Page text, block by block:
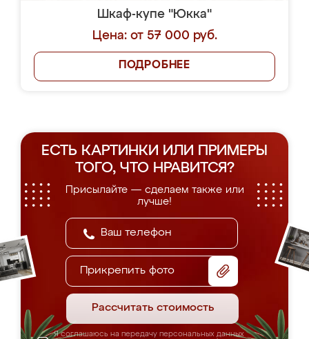
Шкаф-купе "Юкка"
Цена: от 57 000 руб.
ПОДРОБНЕЕ
ЕСТЬ КАРТИНКИ ИЛИ ПРИМЕРЫ
ТОГО, ЧТО НРАВИТСЯ?
Присылайте — сделаем также или
лучше!
Прикрепить фото
Рассчитать стоимость
Я соглашаюсь на передачу персональных данных